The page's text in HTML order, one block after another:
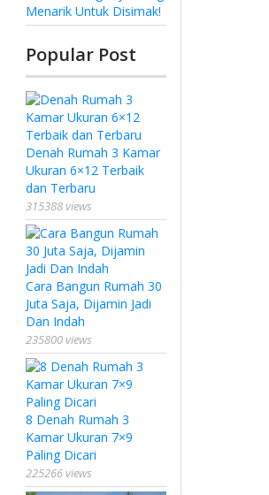
Menarik Untuk Disimak!
Popular Post
Denah Rumah 3 Kamar
Ukuran 6×12 Terbaik
dan Terbaru
315388 views
Cara Bangun Rumah 30
Juta Saja, Dijamin Jadi
Dan Indah
235800 views
8 Denah Rumah 3
Kamar Ukuran 7×9
Paling Dicari
225266 views